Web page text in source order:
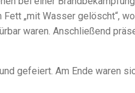
„mit Wasser gelöscht“,
waren. Anschließend
gefeiert. Am Ende waren